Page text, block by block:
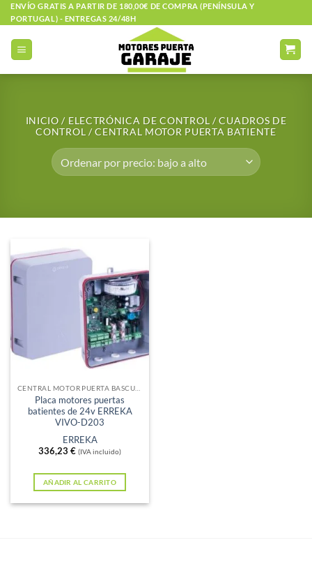
Saltar
al
contenido
ENVÍO GRATIS A PARTIR DE 180,00€ DE COMPRA (PENÍNSULA Y
PORTUGAL) - ENTREGAS 24/48H
INICIO / ELECTRÓNICA DE CONTROL / CUADROS DE
CONTROL /CENTRAL MOTOR PUERTA BATIENTE
CENTRAL MOTOR PUERTA BASCULANTE
Placa motores puertas
batientes de 24v ERREKA
VIVO-D203
ERREKA
336,23 € (IVA incluido)
AÑADIR AL CARRITO